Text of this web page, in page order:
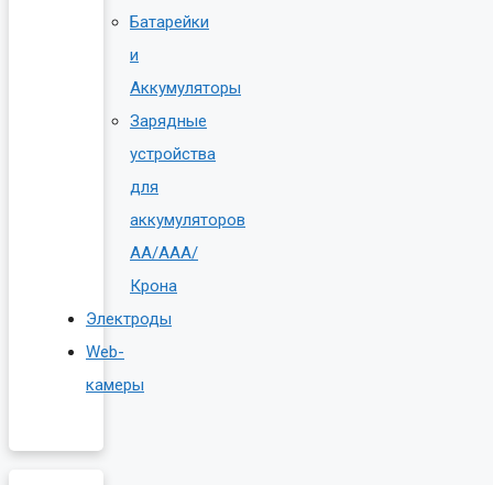
Батарейки
и
Аккумуляторы
Зарядные
устройства
для
аккумуляторов
AA/AAA/
Крона
Электроды
Web-
камеры